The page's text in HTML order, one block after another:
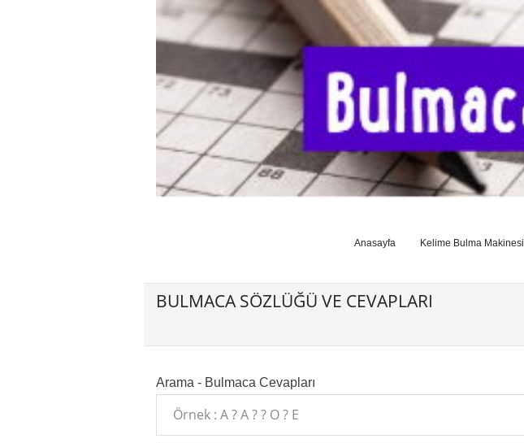
Anasayfa Kelime Bulma Makinesi
BULMACA SÖZLÜĞÜ VE CEVAPLARI
Arama - Bulmaca Cevapları